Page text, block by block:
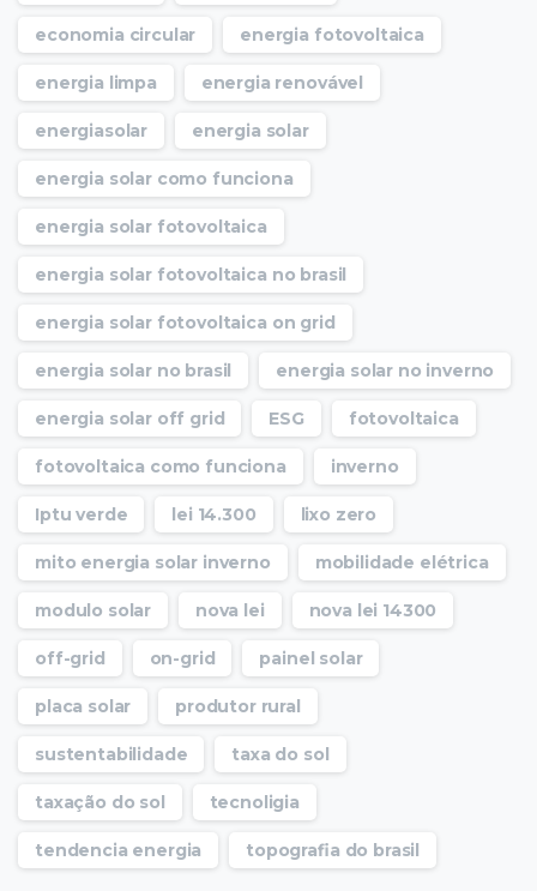
economia circular energia fotovoltaica
energia limpa energia renovável
energiasolar energia solar
energia solar como funciona
energia solar fotovoltaica
energia solar fotovoltaica no brasil
energia solar fotovoltaica on grid
energia solar no brasil energia solar no inverno
energia solar off grid ESG fotovoltaica
fotovoltaica como funciona inverno
Iptu verde lei 14.300 lixo zero
mito energia solar inverno mobilidade elétrica
modulo solar nova lei nova lei 14300
off-grid on-grid painel solar
placa solar produtor rural
sustentabilidade taxa do sol
taxação do sol tecnoligia
tendencia energia topografia do brasil